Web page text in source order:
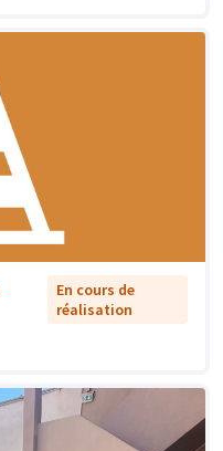
En cours de
réalisation